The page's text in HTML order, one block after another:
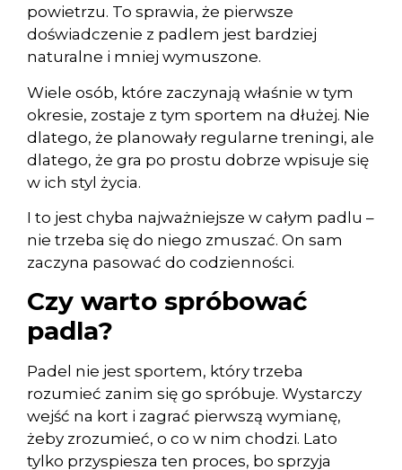
powietrzu. To sprawia, że pierwsze
doświadczenie z padlem jest bardziej
naturalne i mniej wymuszone.
Wiele osób, które zaczynają właśnie w tym
okresie, zostaje z tym sportem na dłużej. Nie
dlatego, że planowały regularne treningi, ale
dlatego, że gra po prostu dobrze wpisuje się
w ich styl życia.
I to jest chyba najważniejsze w całym padlu –
nie trzeba się do niego zmuszać. On sam
zaczyna pasować do codzienności.
Czy warto spróbować
padla?
Padel nie jest sportem, który trzeba
rozumieć zanim się go spróbuje. Wystarczy
wejść na kort i zagrać pierwszą wymianę,
żeby zrozumieć, o co w nim chodzi. Lato
tylko przyspiesza ten proces, bo sprzyja